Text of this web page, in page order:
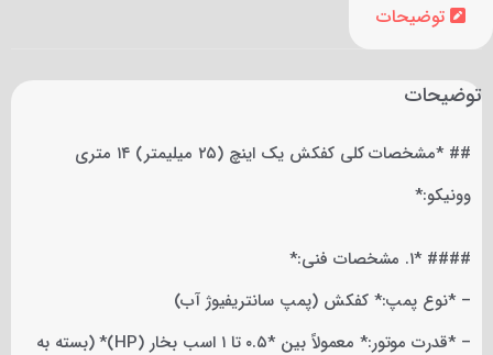
توضیحات
توضیحات
## *مشخصات کلی کفکش یک اینچ (۲۵ میلیمتر) ۱۴ متری
وونیکو:*
#### *۱. مشخصات فنی:*
– *نوع پمپ:* کفکش (پمپ سانتریفیوژ آب)
– *قدرت موتور:* معمولاً بین *۰.۵ تا ۱ اسب بخار (HP)* (بسته به